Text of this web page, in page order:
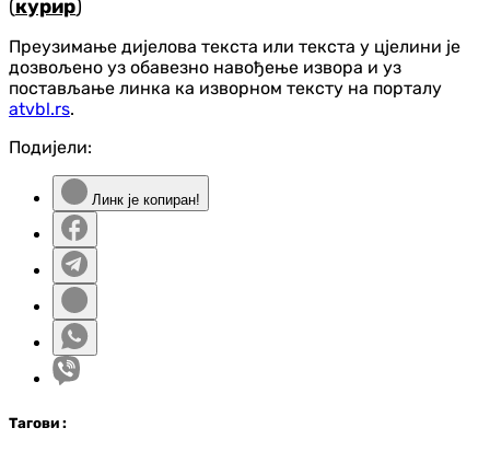
(курир)
Преузимање дијелова текста или текста у цјелини је
дозвољено уз обавезно навођење извора и уз
постављање линка ка изворном тексту на порталу
atvbl.rs.
Подијели:
Линк је копиран!
Тагови :